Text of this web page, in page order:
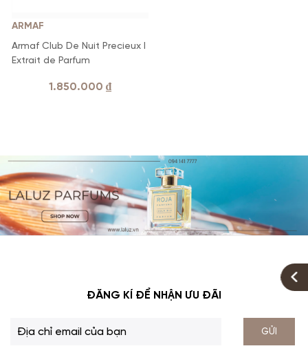
ARMAF
Armaf Club De Nuit Precieux I
Extrait de Parfum
1.850.000 ₫
ĐĂNG KÍ ĐỂ NHẬN ƯU ĐÃI
GỬI